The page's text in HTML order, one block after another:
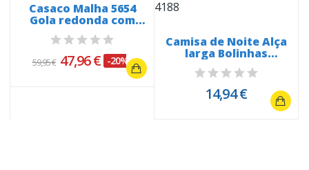
Casaco Malha 5654
Gola redonda com
pormenor nos...
59,95 € 47,96 € -20%
Camisa de Noite Alça
larga Bolinhas
c/botões 4188
14,94 €